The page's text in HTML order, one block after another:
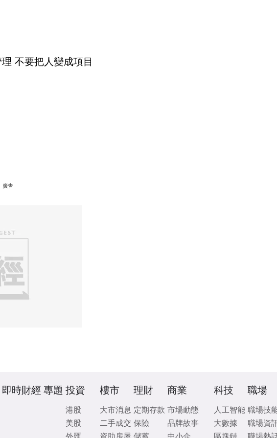
不要把人變成項目
廣告
即時財經 專題 投資
港股
美股
樓市
大市消息
二手成交
理財
定期存款
保險
商業
市場動態
品牌故事
科技
人工智能
大數據
職場
職場技
職場資